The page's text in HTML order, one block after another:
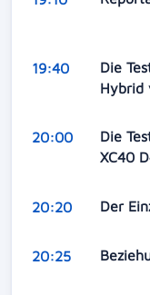
19:40
Die
Hybrid
20:00
Die
XC40
20:20 Der
20:25